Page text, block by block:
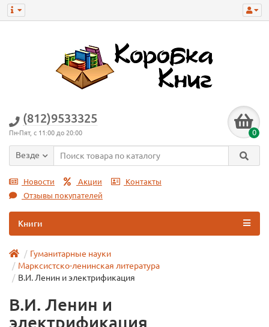
(812)9533325
Пн-Пят, с 11:00 до 20:00 0
Везде
Новости Акции
Контакты
Отзывы покупателей
Книги
Гуманитарные науки
Марксистско-ленинская литература
В.И. Ленин и электрификация
В.И. Ленин и
электрификация